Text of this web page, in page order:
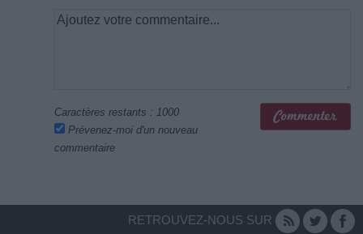
Caractères restants : 1000
Prévenez-moi d'un nouveau
commentaire
RETROUVEZ-NOUS SUR